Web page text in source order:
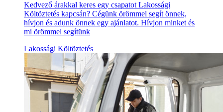
Kedvező árakkal keres egy csapatot Lakossági
Költöztetés kapcsán? Cégünk örömmel segít önnek,
hívjon és adunk önnek egy ajánlatot. Hívjon minket és
mi örömmel segítünk
Lakossági Költöztetés